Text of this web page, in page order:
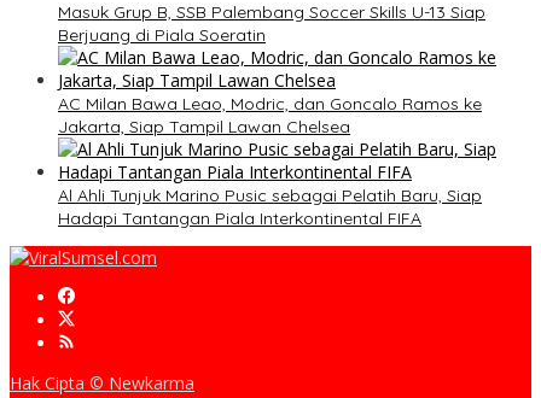
Masuk Grup B, SSB Palembang Soccer Skills U-13 Siap
Berjuang di Piala Soeratin
AC Milan Bawa Leao, Modric, dan Goncalo Ramos ke
Jakarta, Siap Tampil Lawan Chelsea
Al Ahli Tunjuk Marino Pusic sebagai Pelatih Baru, Siap
Hadapi Tantangan Piala Interkontinental FIFA
Hak Cipta © Newkarma